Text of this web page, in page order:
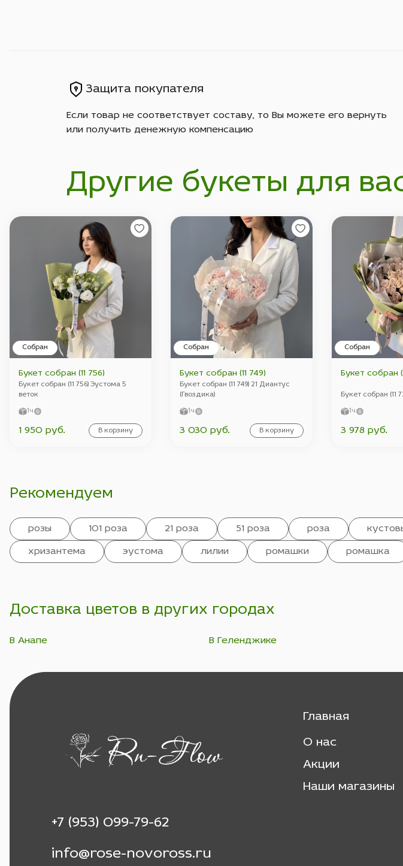
Защита покупателя
Если товар не соответствует составу, то Вы можете его вернуть
или получить денежную компенсацию
Другие букеты для
Собран
Букет собран (11 756)
Букет собран (11 756) Эустома 5
веток
1ч
1 950 руб. В корзину
Собран
Букет собран (11 749)
Букет собран (11 749) 21 Диантус
(Гвоздика)
1ч
3 030 руб. В корзину
Собран
Букет собран
Букет собран (11
1ч
3 978 руб.
Рекомендуем
розы 101 роза 21 роза 51 роза роза
хризантема эустома лилии ромашки ромашка
Доставка цветов в других городах
В Анапе В Геленджике
+7 (953) 099-79-62
info@rose-novoross.ru
Главная
О нас
Акции
Наши магазины